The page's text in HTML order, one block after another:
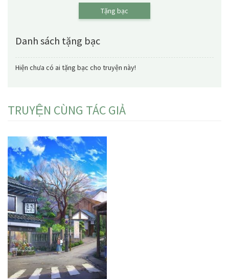
Tặng bạc
Danh sách tặng bạc
Hiện chưa có ai tặng bạc cho truyện này!
TRUYỆN CÙNG TÁC GIẢ